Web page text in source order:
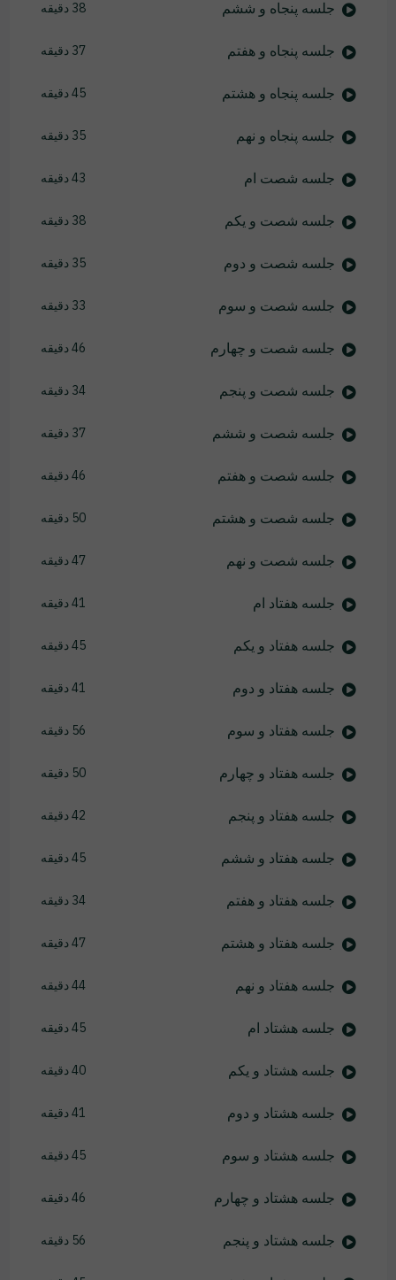
جلسه پنجاه و ششم 38 دقیقه
جلسه پنجاه و هفتم 37 دقیقه
جلسه پنجاه و هشتم 45 دقیقه
جلسه پنجاه و نهم 35 دقیقه
جلسه شصت ام 43 دقیقه
جلسه شصت و یکم 38 دقیقه
جلسه شصت و دوم 35 دقیقه
جلسه شصت و سوم 33 دقیقه
جلسه شصت و چهارم 46 دقیقه
جلسه شصت و پنجم 34 دقیقه
جلسه شصت و ششم 37 دقیقه
جلسه شصت و هفتم 46 دقیقه
جلسه شصت و هشتم 50 دقیقه
جلسه شصت و نهم 47 دقیقه
جلسه هفتاد ام 41 دقیقه
جلسه هفتاد و یکم 45 دقیقه
جلسه هفتاد و دوم 41 دقیقه
جلسه هفتاد و سوم 56 دقیقه
جلسه هفتاد و چهارم 50 دقیقه
جلسه هفتاد و پنجم 42 دقیقه
جلسه هفتاد و ششم 45 دقیقه
جلسه هفتاد و هفتم 34 دقیقه
جلسه هفتاد و هشتم 47 دقیقه
جلسه هفتاد و نهم 44 دقیقه
جلسه هشتاد ام 45 دقیقه
جلسه هشتاد و یکم 40 دقیقه
جلسه هشتاد و دوم 41 دقیقه
جلسه هشتاد و سوم 45 دقیقه
جلسه هشتاد و چهارم 46 دقیقه
جلسه هشتاد و پنجم 56 دقیقه